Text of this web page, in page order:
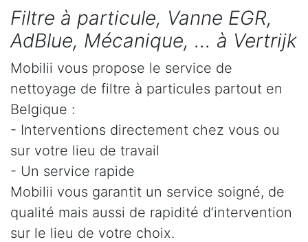
Filtre à particule, Vanne EGR,
AdBlue, Mécanique, ... à Vertrijk
Mobilii vous propose le service de
nettoyage de filtre à particules partout en
Belgique :
- Interventions directement chez vous ou
sur votre lieu de travail
- Un service rapide
Mobilii vous garantit un service soigné, de
qualité mais aussi de rapidité d’intervention
sur le lieu de votre choix.